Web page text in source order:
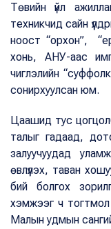
Төвийн үйл
техникчид сайн
ноост “орхон”,
хонь, АНУ-аас
чиглэлийн
сонирхуулсан юм.
Цаашид тус
талыг гадаад,
залуучуудад
өвлүүлэх, таван
бий болгох
хэмжээг ч тогтмол
Малын удмын